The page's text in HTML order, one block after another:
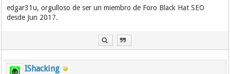
edgar31u, orgulloso de ser un miembro de Foro Black Hat SEO
desde Jun 2017.
IShacking